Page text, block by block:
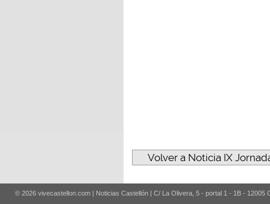
Volver a Noticia IX
© 2026 vivecastellon.com | Noticias Castellón | C/ La Olivera, 5 - portal 1 - 1B - 12005